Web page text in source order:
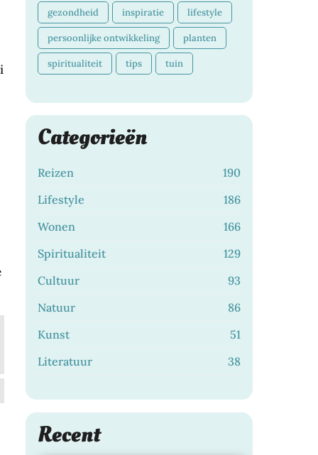
gezondheid inspiratie lifestyle
persoonlijke ontwikkeling planten
spiritualiteit tips tuin
Categorieën
Reizen
190
Lifestyle
186
Wonen
166
Spiritualiteit
129
Cultuur
93
Natuur
86
Kunst
51
Literatuur
38
Recent